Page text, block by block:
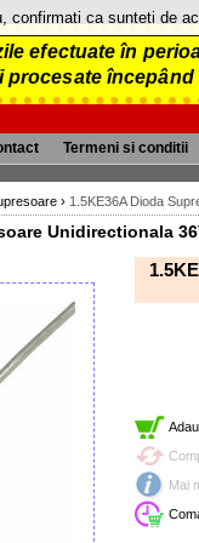
efectuate în
procesate începând
Termeni si conditii
› 1.5KE36A Dioda
Unidirectionala
Mai
ca sunteti de